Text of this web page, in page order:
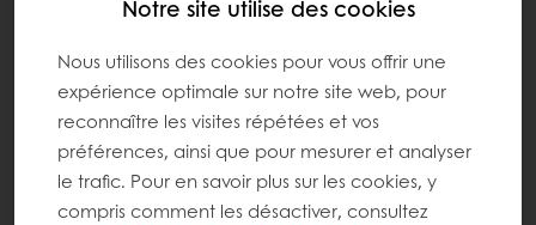
Notre site utilise des cookies
Nous utilisons des cookies pour vous offrir une
expérience optimale sur notre site web, pour
reconnaître les visites répétées et vos
préférences, ainsi que pour mesurer et analyser
le trafic. Pour en savoir plus sur les cookies, y
compris comment les désactiver, consultez